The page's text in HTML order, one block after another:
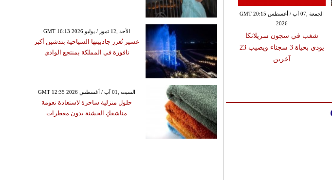
الجمعة ,07 آب / أغسطس GMT 20:15
2026
شغب في سجون سريلانكا
يودي بحياة 3 سجناء ويصيب 23
آخرين
GMT 16:13 2026 الأحد ,12 تموز / يوليو
عسير تُعزز جاذبيتها السياحية بتدشين أكبر
نافورة في المملكة بمنتجع الوادي
GMT 12:35 2026 السبت ,01 آب / أغسطس
حلول منزلية ساحرة لاستعادة نعومة
مناشفكِ الخشنة بدون معطرات